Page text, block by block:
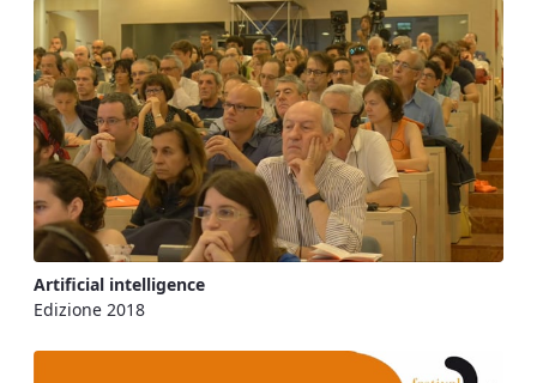
Artificial intelligence
Edizione 2018